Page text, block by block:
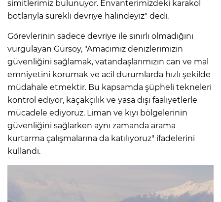
simitlerimiz bulunuyor. Envanterimizdeki karakol
botlarıyla sürekli devriye halindeyiz" dedi.
Görevlerinin sadece devriye ile sınırlı olmadığını
vurgulayan Gürsoy, "Amacımız denizlerimizin
güvenliğini sağlamak, vatandaşlarımızın can ve mal
emniyetini korumak ve acil durumlarda hızlı şekilde
müdahale etmektir. Bu kapsamda şüpheli tekneleri
kontrol ediyor, kaçakçılık ve yasa dışı faaliyetlerle
mücadele ediyoruz. Liman ve kıyı bölgelerinin
güvenliğini sağlarken aynı zamanda arama
kurtarma çalışmalarına da katılıyoruz" ifadelerini
kullandı.